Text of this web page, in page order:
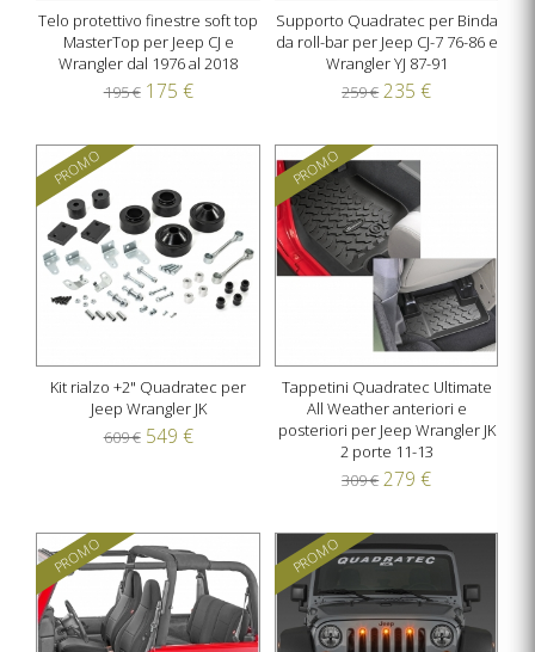
Telo protettivo finestre soft top
MasterTop per Jeep CJ e
Wrangler dal 1976 al 2018
195 € 175 €
Supporto Quadratec per Binda
da roll-bar per Jeep CJ-7 76-86 e
Wrangler YJ 87-91
259 € 235 €
PROMO
Kit rialzo +2" Quadratec per
Jeep Wrangler JK
609 € 549 €
PROMO
Tappetini Quadratec Ultimate
All Weather anteriori e
posteriori per Jeep Wrangler JK
2 porte 11-13
309 € 279 €
PROMO PROMO